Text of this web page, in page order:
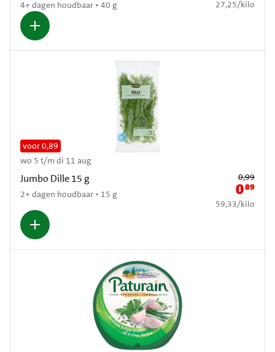
4+ dagen houdbaar • 40 g € 27,25 per kilo
27,25/kilo
Jumbo Dille 15 g
2+ dagen houdbaar • 15 g
voor 0,89
wo 5 t/m di 11 aug
Oude prijs: €
0,99
Nieuwe
089
€ 59,33 per kilo
59,33/kilo